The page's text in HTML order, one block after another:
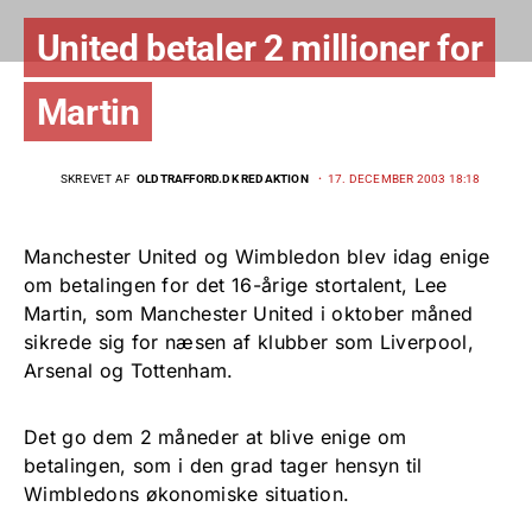
United betaler 2 millioner for
Martin
SKREVET AF OLDTRAFFORD.DK REDAKTION 17. DECEMBER 2003 18:18
Manchester United og Wimbledon blev idag enige
om betalingen for det 16-årige stortalent, Lee
Martin, som Manchester United i oktober måned
sikrede sig for næsen af klubber som Liverpool,
Arsenal og Tottenham.
Det go dem 2 måneder at blive enige om
betalingen, som i den grad tager hensyn til
Wimbledons økonomiske situation.